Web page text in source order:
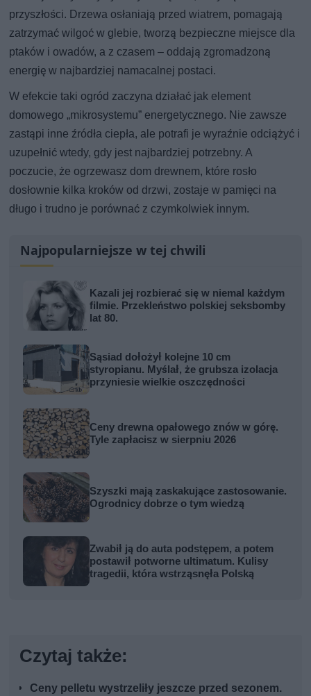
przyszłości. Drzewa osłaniają przed wiatrem, pomagają
zatrzymać wilgoć w glebie, tworzą bezpieczne miejsce dla
ptaków i owadów, a z czasem – oddają zgromadzoną
energię w najbardziej namacalnej postaci.
W efekcie taki ogród zaczyna działać jak element
domowego „mikrosystemu” energetycznego. Nie zawsze
zastąpi inne źródła ciepła, ale potrafi je wyraźnie odciążyć i
uzupełnić wtedy, gdy jest najbardziej potrzebny. A
poczucie, że ogrzewasz dom drewnem, które rosło
dosłownie kilka kroków od drzwi, zostaje w pamięci na
długo i trudno je porównać z czymkolwiek innym.
Najpopularniejsze w tej chwili
Kazali jej rozbierać się w niemal każdym
filmie. Przekleństwo polskiej seksbomby
lat 80.
Sąsiad dołożył kolejne 10 cm
styropianu. Myślał, że grubsza izolacja
przyniesie wielkie oszczędności
Ceny drewna opałowego znów w górę.
Tyle zapłacisz w sierpniu 2026
Szyszki mają zaskakujące zastosowanie.
Ogrodnicy dobrze o tym wiedzą
Zwabił ją do auta podstępem, a potem
postawił potworne ultimatum. Kulisy
tragedii, która wstrząsnęła Polską
Czytaj także:
Ceny pelletu wystrzeliły jeszcze przed sezonem.